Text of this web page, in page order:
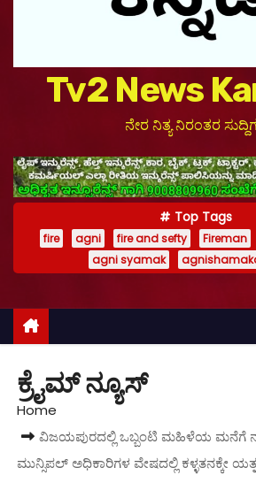
Tv2 News
ನೇರ ನಿತ್ಯ ನಿರಂತರ
Top Tags
fire agni fire and sefty Fireman
agni syamak
ಕ್ರೈಮ್ ನ್ಯೂಸ್
Home
ವಿಜಯಪುರದಲ್ಲಿ ಒಬ್ಬಂಟಿ ಮಹಿಳೆಯ ಮನೆಗೆ
ಮುನ್ಸಿಪಲ್ ಅಧಿಕಾರಿಗಳ ವೇಷದಲ್ಲಿ ಕಳ್ಳತನಕ್ಕೇ